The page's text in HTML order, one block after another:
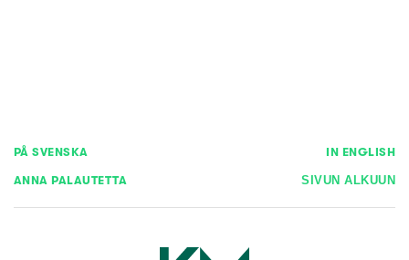
PÅ SVENSKA IN ENGLISH
ANNA PALAUTETTA SIVUN ALKUUN